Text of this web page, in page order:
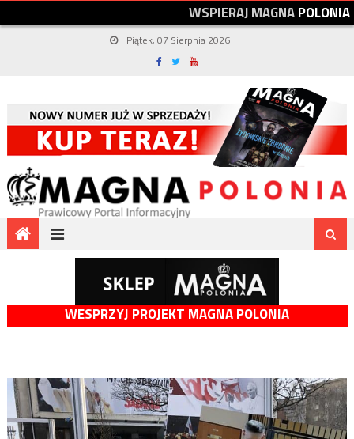
WSPIERAJMAGNAPOLONIA
Piątek, 07 Sierpnia 2026
WESPRZYJ PROJEKT MAGNA POLONIA